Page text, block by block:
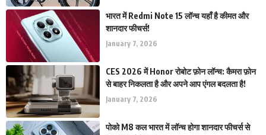
भारत में Redmi Note 15 लॉन्च यहाँ है कीमत और
शानदार फीचर्स!
January 7, 2026
CES 2026 में Honor रोबोट फ़ोन लॉन्च: कैमरा फ़ोन
से बाहर निकलता है और अपने आप एंगल बदलता है!
January 7, 2026
पोको M8 कल भारत में लॉन्च होगा शानदार फीचर्स से